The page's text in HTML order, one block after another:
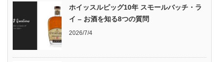
ホイッスルピッグ10年 スモールバッチ・ラ
イ – お酒を知る8つの質問
2026/7/4